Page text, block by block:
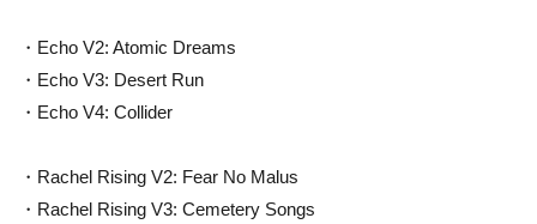
・Echo V2: Atomic Dreams
・Echo V3: Desert Run
・Echo V4: Collider
・Rachel Rising V2: Fear No Malus
・Rachel Rising V3: Cemetery Songs